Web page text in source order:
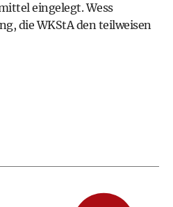
eingelegt. Wess
die WKStA den teilweisen